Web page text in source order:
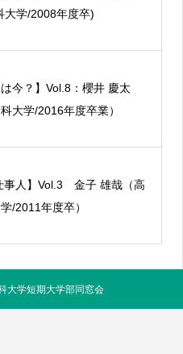
大学/2008年度卒)
は今？】Vol.8：櫻井 慶太
科大学/2016年度卒業）
事人】Vol.3 金子 雄哉（高
/2011年度卒）
大学短期大学部同窓会